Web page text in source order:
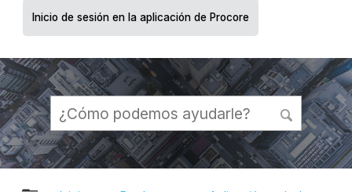
Inicio de sesión en la aplicación de Procore